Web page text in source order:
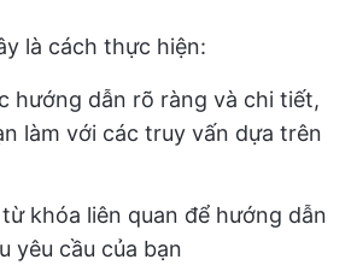
là cách thực hiện:
hướng dẫn rõ ràng và chi tiết,
làm với các truy vấn dựa trên
khóa liên quan để hướng dẫn
yêu cầu của bạn